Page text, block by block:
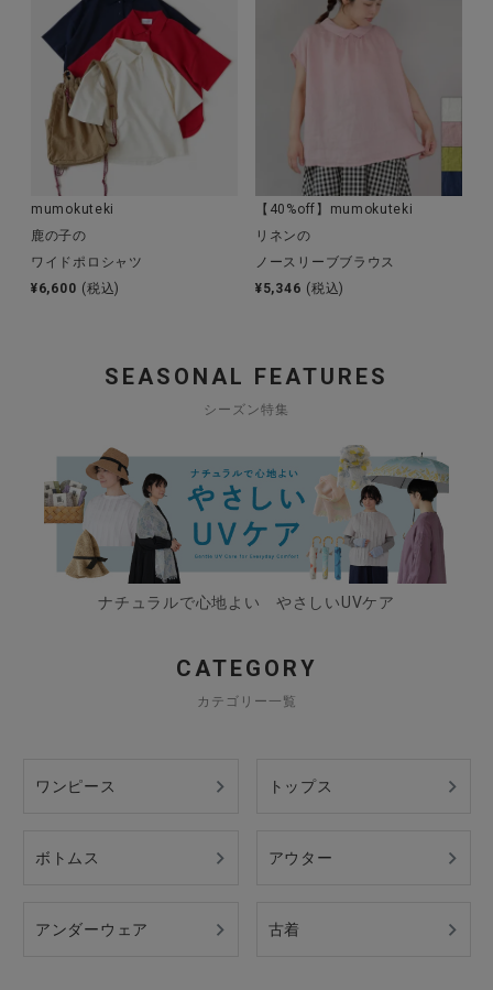
mumokuteki
鹿の子の
ワイドポロシャツ
¥6,600 (税込)
【40%off】mumokuteki
リネンの
ノースリーブブラウス
¥5,346 (税込)
SEASONAL FEATURES
シーズン特集
ナチュラルで心地よい やさしいUVケア
CATEGORY
カテゴリー一覧
ワンピース トップス
ボトムス アウター
アンダーウェア 古着